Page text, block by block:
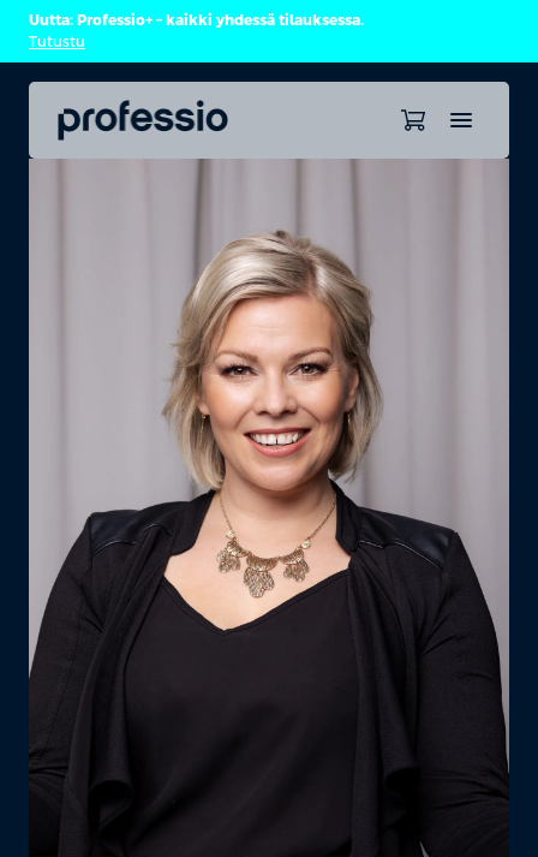
Uutta: Professio+ – kaikki yhdessä tilauksessa.
Tutustu